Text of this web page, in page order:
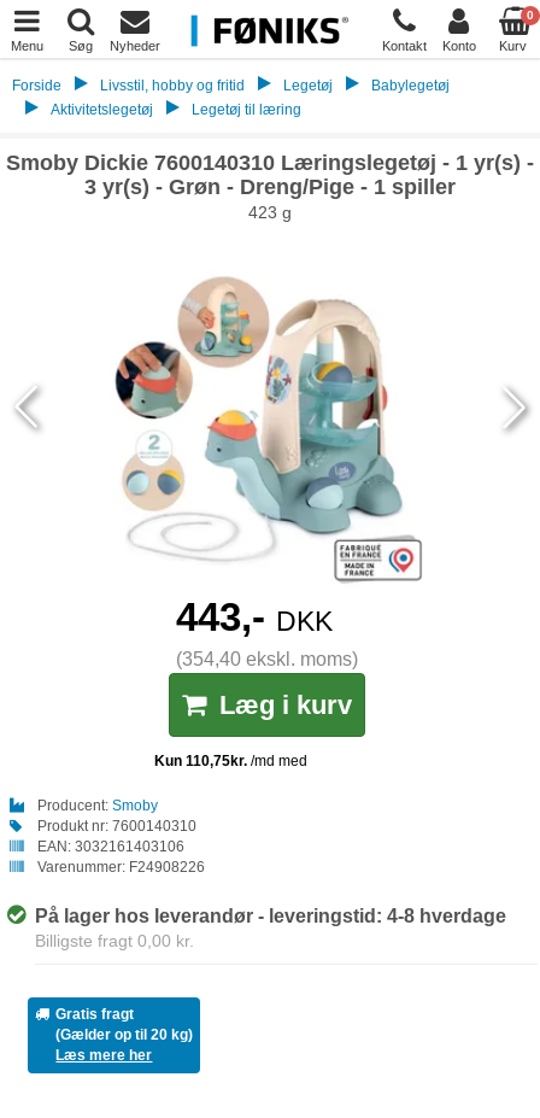
Menu Søg Nyheder Kontakt Konto
0
Kurv
Forside Livsstil, hobby og fritid Legetøj
Babylegetøj
Aktivitetslegetøj
Legetøj til læring
Smoby Dickie 7600140310 Læringslegetøj - 1 yr(s) -
3 yr(s) - Grøn - Dreng/Pige - 1 spiller
423 g
443,- DKK
(354,40 ekskl. moms)
Læg i kurv
Producent: Smoby
Produkt nr: 7600140310
EAN: 3032161403106
Varenummer: F24908226
På lager hos leverandør - leveringstid: 4-8 hverdage
Billigste fragt 0,00 kr.
Gratis fragt
(Gælder op til 20 kg)
Læs mere her